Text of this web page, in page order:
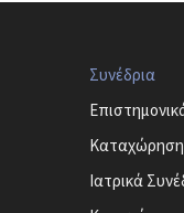
Συνέδρια
Καταχώρηση
Ιατρικά